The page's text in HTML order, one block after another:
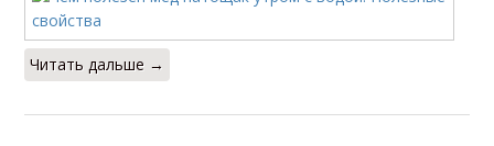
Читать дальше →